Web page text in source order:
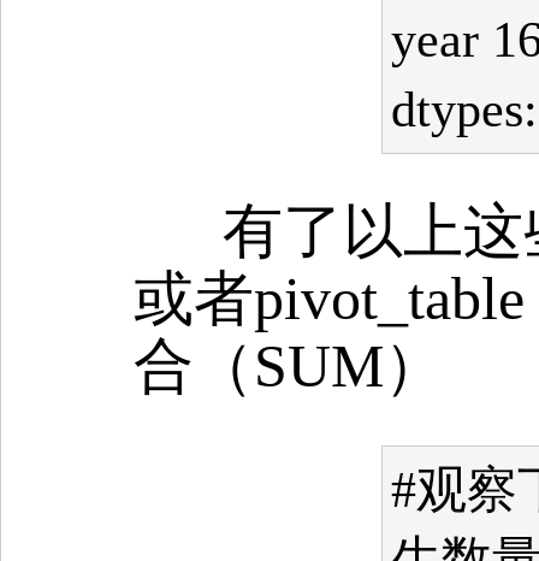
year
有了以上
或者
合（SUM）
#观察